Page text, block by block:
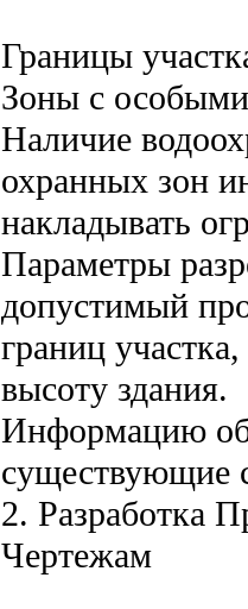
Границы
Зоны с
Наличие
охранных зон
накладывать
Параметры
допустимый
границ
высоту здания.
Информацию об
существующие
2. Разработка
Чертежам